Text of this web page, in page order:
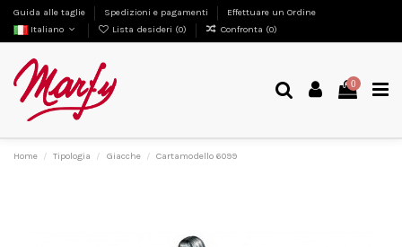
Guida alle taglie Spedizioni e pagamenti
Effettuare un Ordine
Italiano
Lista desideri (0) Confronta (0)
0
Home Tipologia Giacche Cartamodello 6099